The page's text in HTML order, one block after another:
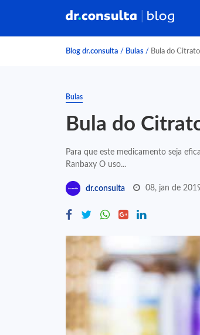
Blog dr.consulta / Bulas / Bula do
Bulas
Bula do
Para que este medicamento seja
Ranbaxy O uso...
dr.consulta 08, jan de